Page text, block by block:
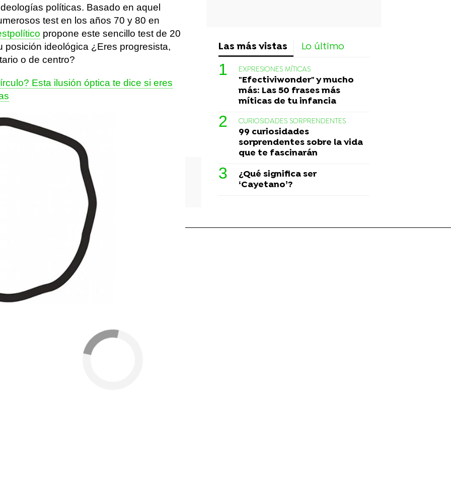
políticas. Basado en aquel
test en los años 70 y 80 en
propone este sencillo test de 20
posición ideológica ¿Eres progresista,
o de centro?
Esta ilusión óptica te dice si eres
Las más vistas Lo último
EXPRESIONES MÍTICAS
"Efectiviwonder" y mucho
más: Las 50 frases más
míticas de tu infancia
CURIOSIDADES SORPRENDENTES
99 curiosidades
sorprendentes sobre la vida
que te fascinarán
¿Qué significa ser
‘Cayetano’?